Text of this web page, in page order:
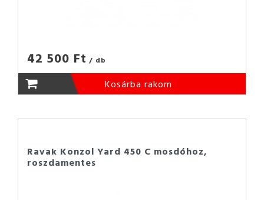
42 500 Ft / db
Kosárba rakom
Ravak Konzol Yard 450 C mosdóhoz,
roszdamentes